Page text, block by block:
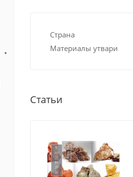
Страна
Материалы утвари
Статьи